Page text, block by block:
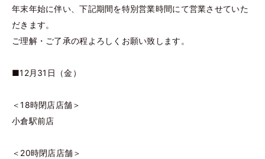
年末年始に伴い、下記期間を特別営業時間にて営業させていた
だきます。
ご理解・ご了承の程よろしくお願い致します。
■12月31日（金）
＜18時閉店店舗＞
小倉駅前店
＜20時閉店店舗＞